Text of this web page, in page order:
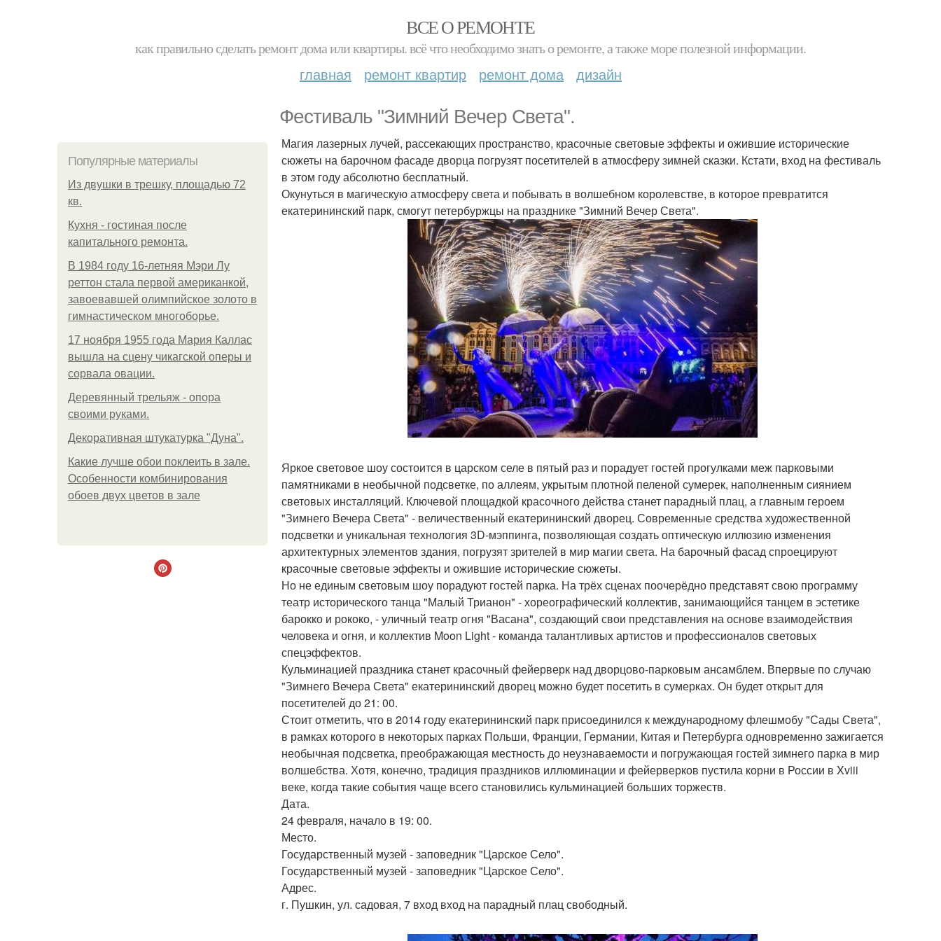
ВСЕ О РЕМОНТЕ
как правильно сделать ремонт дома или квартиры. всё что необходимо знать о ремонте, а также море полезной информации.
главная ремонт квартир ремонт дома дизайн
Фестиваль "Зимний Вечер Света".
Популярные материалы
Из двушки в трешку, площадью 72
кв.
Кухня - гостиная после
капитального ремонта.
В 1984 году 16-летняя Мэри Лу
реттон стала первой американкой,
завоевавшей олимпийское золото в
гимнастическом многоборье.
17 ноября 1955 года Мария Каллас
вышла на сцену чикагской оперы и
сорвала овации.
Деревянный трельяж - опора
своими руками.
Декоративная штукатурка "Дуна".
Какие лучше обои поклеить в зале.
Особенности комбинирования
обоев двух цветов в зале
Магия лазерных лучей, рассекающих пространство, красочные световые эффекты и ожившие исторические
сюжеты на барочном фасаде дворца погрузят посетителей в атмосферу зимней сказки. Кстати, вход на фестиваль
в этом году абсолютно бесплатный.
Окунуться в магическую атмосферу света и побывать в волшебном королевстве, в которое превратится
екатерининский парк, смогут петербуржцы на празднике "Зимний Вечер Света".
Яркое световое шоу состоится в царском селе в пятый раз и порадует гостей прогулками меж парковыми
памятниками в необычной подсветке, по аллеям, укрытым плотной пеленой сумерек, наполненным сиянием
световых инсталляций. Ключевой площадкой красочного действа станет парадный плац, а главным героем
"Зимнего Вечера Света" - величественный екатерининский дворец. Современные средства художественной
подсветки и уникальная технология 3D-мэппинга, позволяющая создать оптическую иллюзию изменения
архитектурных элементов здания, погрузят зрителей в мир магии света. На барочный фасад спроецируют
красочные световые эффекты и ожившие исторические сюжеты.
Но не единым световым шоу порадуют гостей парка. На трёх сценах поочерёдно представят свою программу
театр исторического танца "Малый Трианон" - хореографический коллектив, занимающийся танцем в эстетике
барокко и рококо, - уличный театр огня "Васана", создающий свои представления на основе взаимодействия
человека и огня, и коллектив Moon Light - команда талантливых артистов и профессионалов световых
спецэффектов.
Кульминацией праздника станет красочный фейерверк над дворцово-парковым ансамблем. Впервые по случаю
"Зимнего Вечера Света" екатерининский дворец можно будет посетить в сумерках. Он будет открыт для
посетителей до 21: 00.
Стоит отметить, что в 2014 году екатерининский парк присоединился к международному флешмобу "Сады Света",
в рамках которого в некоторых парках Польши, Франции, Германии, Китая и Петербурга одновременно зажигается
необычная подсветка, преображающая местность до неузнаваемости и погружающая гостей зимнего парка в мир
волшебства. Хотя, конечно, традиция праздников иллюминации и фейерверков пустила корни в России в Xviii
веке, когда такие события чаще всего становились кульминацией больших торжеств.
Дата.
24 февраля, начало в 19: 00.
Место.
Государственный музей - заповедник "Царское Село".
Государственный музей - заповедник "Царское Село".
Адрес.
г. Пушкин, ул. садовая, 7 вход вход на парадный плац свободный.